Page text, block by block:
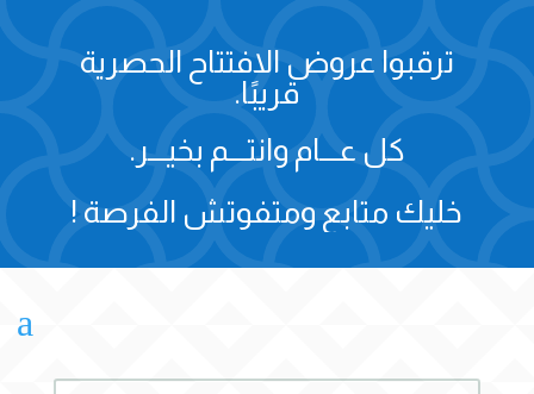
ترقبوا عروض الافتتاح الحصرية
قريبًا.
كل عـــام وانتـــم بخيـــر.
خليك متابع ومتفوتش الفرصة !
a